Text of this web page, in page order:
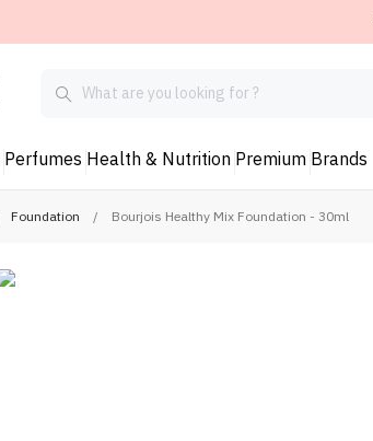
Perfumes Health & Nutrition Premium Brands
Foundation / Bourjois Healthy Mix Foundation - 30ml